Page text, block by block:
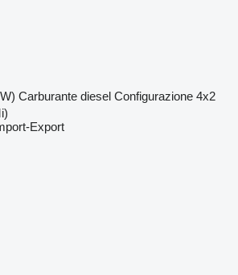
Carburante diesel Configurazione 4x2
Export